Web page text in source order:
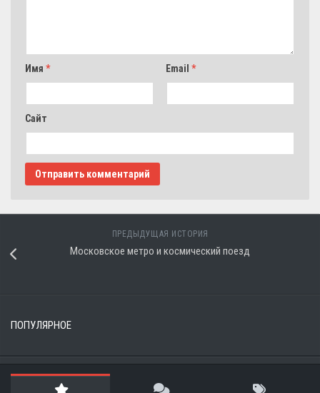
Имя * Email *
Сайт
ПРЕДЫДУЩАЯ ИСТОРИЯ
Московское метро и космический поезд
ПОПУЛЯРНОЕ